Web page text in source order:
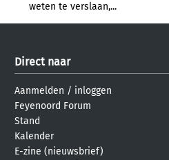
weten te verslaan,...
Direct naar
Aanmelden / inloggen
Feyenoord Forum
Stand
Kalender
E-zine (nieuwsbrief)